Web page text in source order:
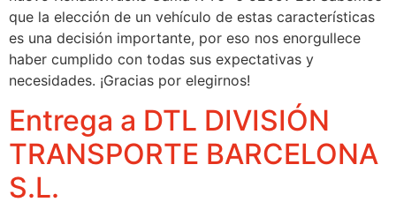
que la elección de un vehículo de estas características
es una decisión importante, por eso nos enorgullece
haber cumplido con todas sus expectativas y
necesidades. ¡Gracias por elegirnos!
Entrega a DTL DIVISIÓN
TRANSPORTE BARCELONA
S.L.